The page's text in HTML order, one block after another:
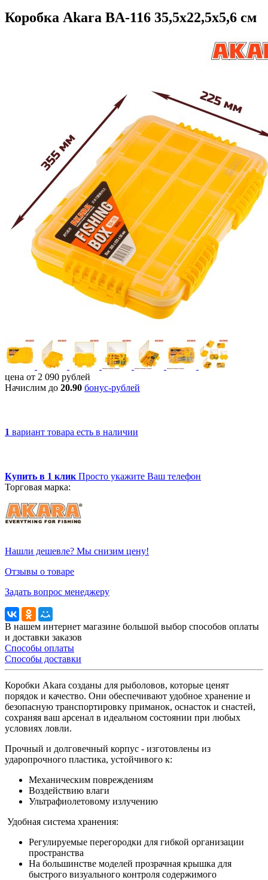
Коробка Akara BA-116 35,5х22,5х5,6 см
цена от 2 090 рублей
Начислим до 20.90 бонус-рублей
1 вариант товара есть в наличии
Купить в 1 клик Просто укажите Ваш телефон
Торговая марка:
Нашли дешевле? Мы снизим цену!
Отзывы о товаре
Задать вопрос менеджеру
В нашем интернет магазине большой выбор способов оплаты
и доставки заказов
Способы оплаты
Способы доставки
Коробки Akara созданы для рыболовов, которые ценят
порядок и качество. Они обеспечивают удобное хранение и
безопасную транспортировку приманок, оснасток и снастей,
сохраняя ваш арсенал в идеальном состоянии при любых
условиях ловли.
Прочный и долговечный корпус - изготовлены из
ударопрочного пластика, устойчивого к:
Механическим повреждениям
Воздействию влаги
Ультрафиолетовому излучению
Удобная система хранения:
Регулируемые перегородки для гибкой организации
пространства
На большинстве моделей прозрачная крышка для
быстрого визуального контроля содержимого